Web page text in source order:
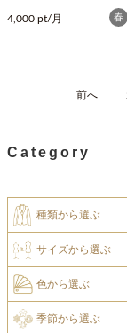
4,000 pt/月 春
前へ
Category
種類から選ぶ
サイズから選ぶ
色から選ぶ
季節から選ぶ